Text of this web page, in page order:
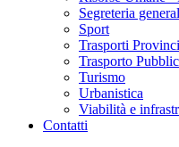
Segreteria
Sport
Trasporti
Trasporto
Turismo
Urbanistica
Viabilità e
Contatti